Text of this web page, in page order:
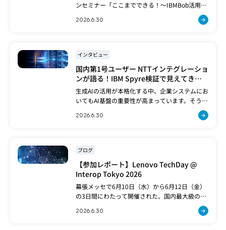
ンセミナー「ここまでできる！〜IBMBob活用最
前線〜」のサマリーをお届けいたします。本セミ
ナーでは、単なるコード自動補完の枠を超え、
2026.6.30
インタビュー
国内第1号ユーザー NTTインテグレーショ
ンが語る！IBM Spyre検証で見えてきた
企業AI基盤の最適解
生成AIの活用が本格化する中、企業システムにお
いてもAI基盤の重要性が高まっています。そうし
た中、NTTと日本アイ・ビー・エム（以下、日本
IBM）の強みを融合したシステムインテグレー
2026.6.30
ブログ
【参加レポート】Lenovo TechDay @
Interop Tokyo 2026
幕張メッセで6月10日（水）から6月12日（金）
の3日間にわたって開催された、国内最大級の
ICTイベント「InteropTokyo2026」に参加して
きました。毎年この時期に開催される当イベン
2026.6.30